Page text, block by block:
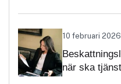
10 februari 2026
när ska